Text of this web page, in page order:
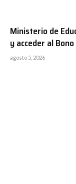
Ministerio de
y acceder al
agosto 5, 2026